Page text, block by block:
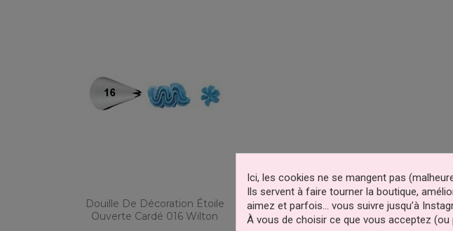
Douille De Décoration Étoile
Ouverte Cardé 016 Wilton
Ici, les cookies ne se mangent pas
Ils servent à faire tourner la boutique,
aimez et parfois… vous suivre jusqu’à
À vous de choisir ce que vous acceptez (ou